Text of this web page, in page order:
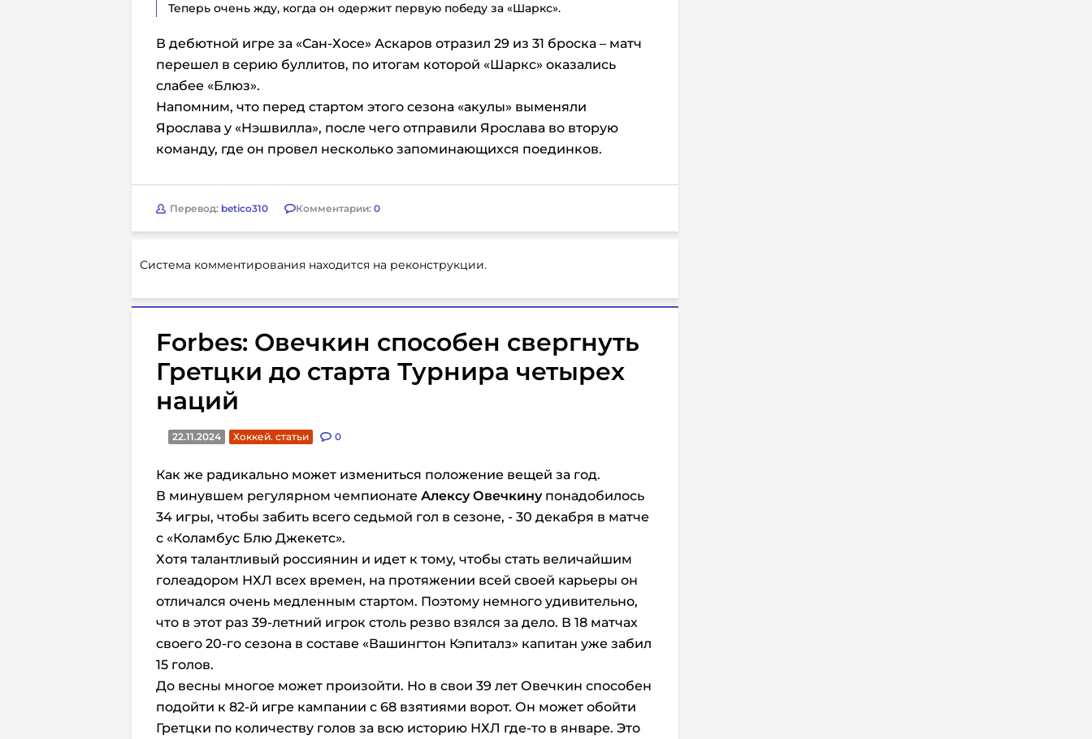
Теперь очень жду, когда он одержит первую победу за «Шаркс».
В дебютной игре за «Сан-Хосе» Аскаров отразил 29 из 31 броска – матч
перешел в серию буллитов, по итогам которой «Шаркс» оказались
слабее «Блюз».
Напомним, что перед стартом этого сезона «акулы» выменяли
Ярослава у «Нэшвилла», после чего отправили Ярослава во вторую
команду, где он провел несколько запоминающихся поединков.
Перевод: betico310 Комментарии: 0
Система комментирования находится на реконструкции.
Forbes: Овечкин способен свергнуть
Гретцки до старта Турнира четырех
наций
22.11.2024 Хоккей. статьи 0
Как же радикально может измениться положение вещей за год.
В минувшем регулярном чемпионате Алексу Овечкинупонадобилось
34 игры, чтобы забить всего седьмой гол в сезоне, - 30 декабря в матче
с «Коламбус Блю Джекетс».
Хотя талантливый россиянин и идет к тому, чтобы стать величайшим
голеадором НХЛ всех времен, на протяжении всей своей карьеры он
отличался очень медленным стартом. Поэтому немного удивительно,
что в этот раз 39-летний игрок столь резво взялся за дело. В 18 матчах
своего 20-го сезона в составе «Вашингтон Кэпиталз» капитан уже забил
15 голов.
До весны многое может произойти. Но в свои 39 лет Овечкин способен
подойти к 82-й игре кампании с 68 взятиями ворот. Он может обойти
Гретцки по количеству голов за всю историю НХЛ где-то в январе. Это